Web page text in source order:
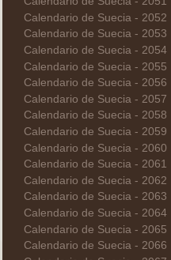
Calendario de Suecia - 2052
Calendario de Suecia - 2053
Calendario de Suecia - 2054
Calendario de Suecia - 2055
Calendario de Suecia - 2056
Calendario de Suecia - 2057
Calendario de Suecia - 2058
Calendario de Suecia - 2059
Calendario de Suecia - 2060
Calendario de Suecia - 2061
Calendario de Suecia - 2062
Calendario de Suecia - 2063
Calendario de Suecia - 2064
Calendario de Suecia - 2065
Calendario de Suecia - 2066